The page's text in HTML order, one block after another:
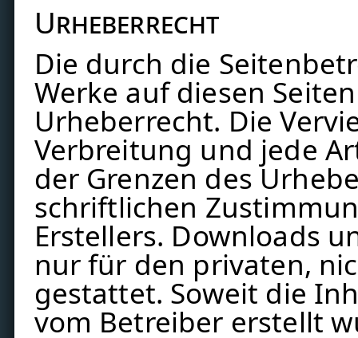
Urheberrecht
Die durch die
Werke auf diesen
Urheberrecht. Die
Verbreitung und jede
der Grenzen des
schriftlichen
Erstellers. Downloads
nur für den privaten,
gestattet. Soweit die
vom Betreiber erstellt